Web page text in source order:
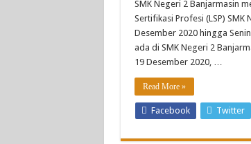
SMK Negeri 2 Banjarmasin
Sertifikasi Profesi (LSP)
Desember 2020 hingga
ada di SMK Negeri 2
19 Desember 2020, …
Read More »
Facebook Twitter